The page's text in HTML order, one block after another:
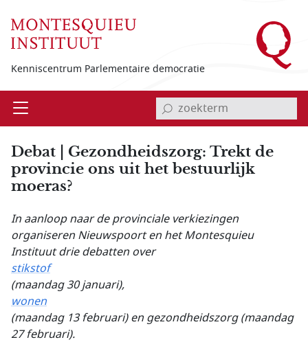
Kenniscentrum Parlementaire democratie
Open invoerveld zoekterm
Debat | Gezondheidszorg: Trekt de
provincie ons uit het bestuurlijk
moeras?
In aanloop naar de provinciale verkiezingen
organiseren Nieuwspoort en het Montesquieu
Instituut drie debatten over
stikstof
(maandag 30 januari),
wonen
(maandag 13 februari) en gezondheidszorg (maandag
27 februari).